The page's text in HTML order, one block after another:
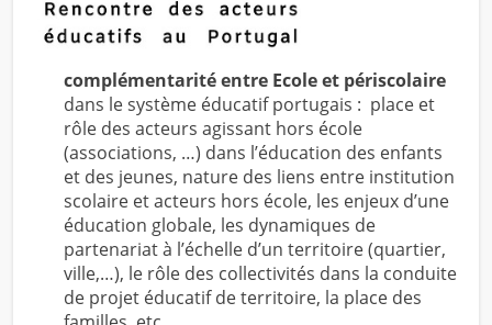
complémentarité entre Ecole et périscolaire
dans le système éducatif portugais : place et
rôle des acteurs agissant hors école
(associations, …) dans l’éducation des enfants
et des jeunes, nature des liens entre institution
scolaire et acteurs hors école, les enjeux d’une
éducation globale, les dynamiques de
partenariat à l’échelle d’un territoire (quartier,
ville,…), le rôle des collectivités dans la conduite
de projet éducatif de territoire, la place des